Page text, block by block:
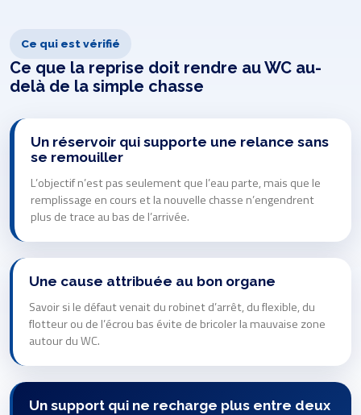
Ce qui est vérifié
Ce que la reprise doit rendre au WC au-
delà de la simple chasse
Un réservoir qui supporte une relance sans
se remouiller
L’objectif n’est pas seulement que l’eau parte, mais que le
remplissage en cours et la nouvelle chasse n’engendrent
plus de trace au bas de l’arrivée.
Une cause attribuée au bon organe
Savoir si le défaut venait du robinet d’arrêt, du flexible, du
flotteur ou de l’écrou bas évite de bricoler la mauvaise zone
autour du WC.
Un support qui ne recharge plus entre deux